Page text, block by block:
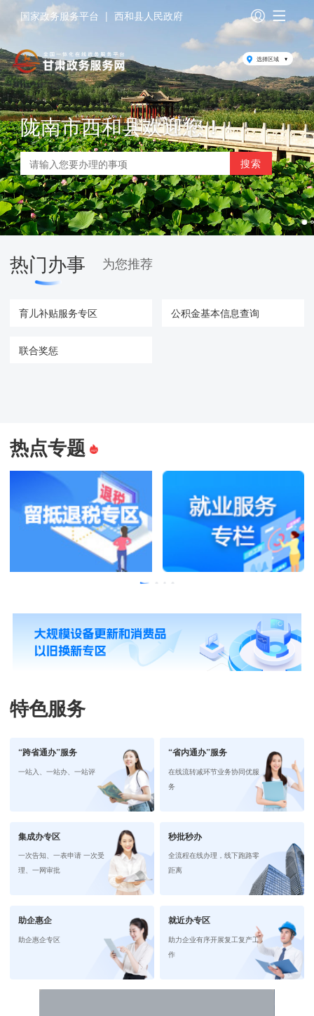
国家政务服务平台 | 西和县人民政府
选择区域
陇南市西和县欢迎您！
热门办事 为您推荐
育儿补贴服务专区 公积金基本信息查询
联合奖惩
热点专题
特色服务
“跨省通办”服务
一站入、一站办、一站评
“省内通办”服务
在线流转减环节业务协同优服
务
集成办专区
一次告知、一表申请 一次受
理、一网审批
秒批秒办
全流程在线办理，线下跑路零
距离
助企惠企
助企惠企专区
就近办专区
助力企业有序开展复工复产工
作